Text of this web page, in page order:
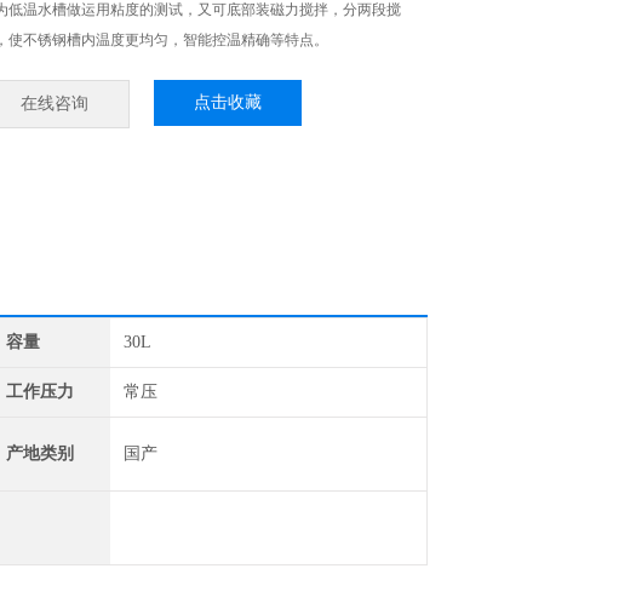
低温水槽做运用粘度的测试，又可底部装磁力搅拌，分两段搅
使不锈钢槽内温度更均匀，智能控温精确等特点。
在线咨询 点击收藏
容量 30L
工作压力 常压
产地类别 国产